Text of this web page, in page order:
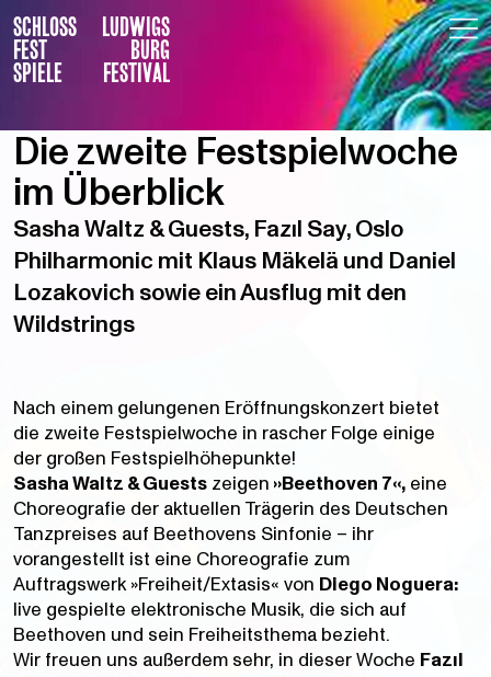
SCHLOSS
FEST
SPIELE
LUDWIGS
BURG
FESTIVAL
Die zweite Festspielwoche
im Überblick
Sasha Waltz & Guests, Fazıl Say, Oslo
Philharmonic mit Klaus Mäkelä und Daniel
Lozakovich sowie ein Ausflug mit den
Wildstrings
Nach einem gelungenen Eröffnungskonzert bietet
die zweite Festspielwoche in rascher Folge einige
der großen Festspielhöhepunkte!
Sasha Waltz & Guests zeigen »Beethoven 7«, eine
Choreografie der aktuellen Trägerin des Deutschen
Tanzpreises auf Beethovens Sinfonie – ihr
vorangestellt ist eine Choreografie zum
Auftragswerk »Freiheit/Extasis« von Diego Noguera:
live gespielte elektronische Musik, die sich auf
Beethoven und sein Freiheitsthema bezieht.
Wir freuen uns außerdem sehr, in dieser Woche Fazıl